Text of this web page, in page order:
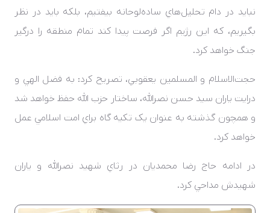
نبايد در دام تحليل‌هاي ساده‌لوحانه بيفتيم، بلکه بايد در نظر
بگيريم، که اين رژيم اگر فرصت پيدا کند تمام منطقه را درگير
جنگ خواهد کرد.
حجت‌‌‌الاسلام و المسلمين يعقوبي، تصريح کرد: به فضل الهي و
درايت ياران سيد حسن نصرالله، ساختار حزب الله حفظ خواهد شد
و همچون گذشته به عنوان يک تکيه گاه براي امت اسلامي عمل
خواهد کرد.
در ادامه حاج رضا محمديان در رثاي شهيد نصرالله و ياران
شهيدش مداحي کرد.